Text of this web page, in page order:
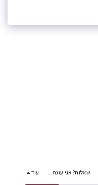
שאלות? אני עונה... עוד